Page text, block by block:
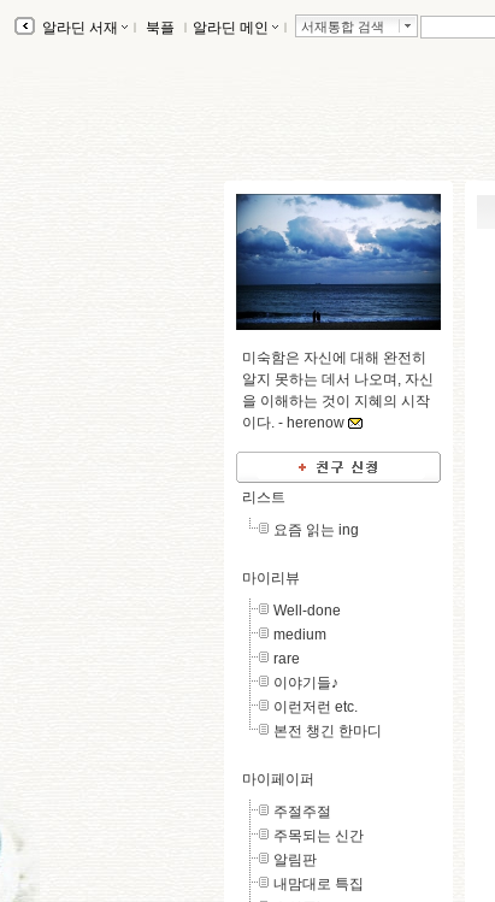
알라딘 서재 ｌ 북플 ｌ 알라딘 메인 ｌ 서재통합 검색
미숙함은 자신에 대해 완전히
알지 못하는 데서 나오며, 자신
을 이해하는 것이 지혜의 시작
이다. - herenow
리스트
요즘 읽는 ing
마이리뷰
Well-done
medium
rare
이야기들♪
이런저런 etc.
본전 챙긴 한마디
마이페이퍼
주절주절
주목되는 신간
알림판
내맘대로 특집